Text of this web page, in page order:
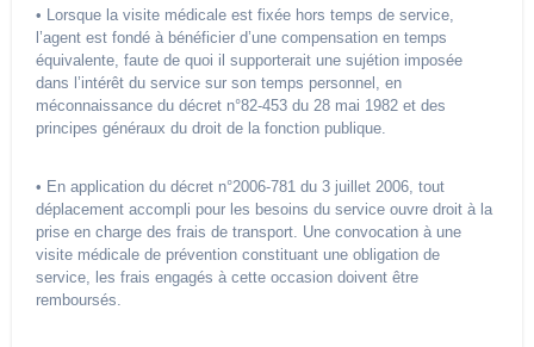
• Lorsque la visite médicale est fixée hors temps de service,
l’agent est fondé à bénéficier d’une compensation en temps
équivalente, faute de quoi il supporterait une sujétion imposée
dans l’intérêt du service sur son temps personnel, en
méconnaissance du décret n°82-453 du 28 mai 1982 et des
principes généraux du droit de la fonction publique.
• En application du décret n°2006-781 du 3 juillet 2006, tout
déplacement accompli pour les besoins du service ouvre droit à la
prise en charge des frais de transport. Une convocation à une
visite médicale de prévention constituant une obligation de
service, les frais engagés à cette occasion doivent être
remboursés.